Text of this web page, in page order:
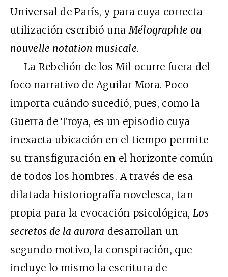
Universal de París, y para cuya correcta
utilización escribió unaMélographie ou
nouvelle notation musicale.
La Rebelión de los Mil ocurre fuera del
foco narrativo de Aguilar Mora. Poco
importa cuándo sucedió, pues, como la
Guerra de Troya, es un episodio cuya
inexacta ubicación en el tiempo permite
su transfiguración en el horizonte común
de todos los hombres. A través de esa
dilatada historiografía novelesca, tan
propia para la evocación psicológica, Los
secretos de la aurora desarrollan un
segundo motivo, la conspiración, que
incluye lo mismo la escritura de